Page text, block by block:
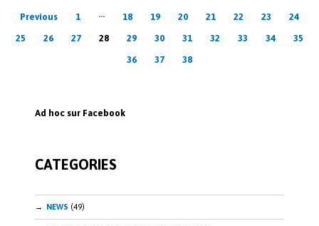
o
k
dI
n
Posts
pagination
Previous 1 … 18 19 20 21 22 23
24
25
26 27 28 29 30 31 32 33 34
35
36
37 38
Ad hoc sur Facebook
CATEGORIES
NEWS (49)